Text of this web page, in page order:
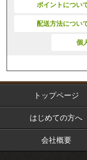
ポイントについ
配送方法につい
個
トップページ
はじめての方へ
会社概要